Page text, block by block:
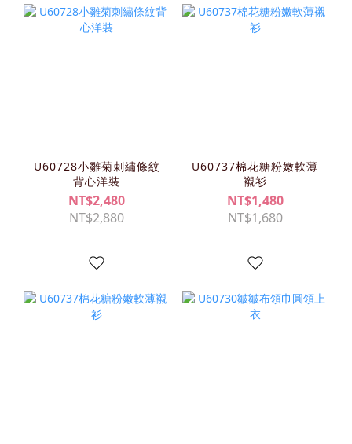
U60728小雛菊刺繡條紋
背心洋裝
NT$2,480
NT$2,880
U60737棉花糖粉嫩軟薄
襯衫
NT$1,480
NT$1,680